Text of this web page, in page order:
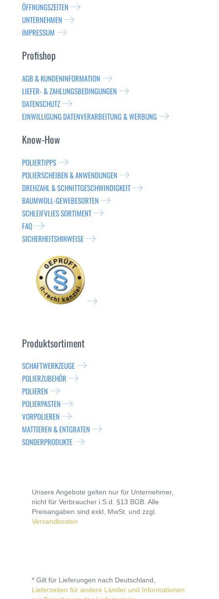
ÖFFNUNGSZEITEN
UNTERNEHMEN
IMPRESSUM
Profishop
AGB & KUNDENINFORMATION
LIEFER- & ZAHLUNGSBEDINGUNGEN
DATENSCHUTZ
EINWILLIGUNG DATENVERARBEITUNG & WERBUNG
Know-How
POLIERTIPPS
POLIERSCHEIBEN & ANWENDUNGEN
DREHZAHL & SCHNITTGESCHWINDIGKEIT
BAUMWOLL-GEWEBESORTEN
SCHLEIFVLIES SORTIMENT
FAQ
SICHERHEITSHINWEISE
Produktsortiment
SCHAFTWERKZEUGE
POLIERZUBEHÖR
POLIEREN
POLIERPASTEN
VORPOLIEREN
MATTIEREN & ENTGRATEN
SONDERPRODUKTE
Unsere Angebote gelten nur für Unternehmer,
nicht für Verbraucher i.S.d. §13 BGB. Alle
Preisangaben sind exkl. MwSt. und zzgl.
Versandkosten
* Gilt für Lieferungen nach Deutschland,
Lieferzeiten für andere Länder und Informationen